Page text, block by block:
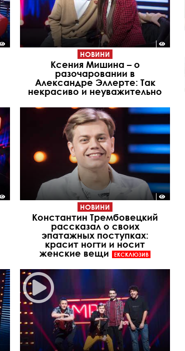
НОВИНИ
Ксения Мишина – о
разочаровании в
Александре Эллерте: Так
некрасиво и неуважительно
НОВИНИ
Константин Трембовецкий
рассказал о своих
эпатажных поступках:
красит ногти и носит
женские вещи
ЕКСКЛЮЗИВ